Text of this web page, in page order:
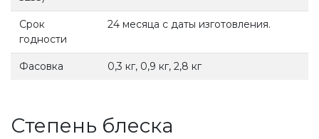
Срок
годности
24 месяца с даты изготовления.
Фасовка 0,3 кг, 0,9 кг, 2,8 кг
Степень блеска